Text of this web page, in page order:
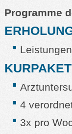
Programme
4
3x pro